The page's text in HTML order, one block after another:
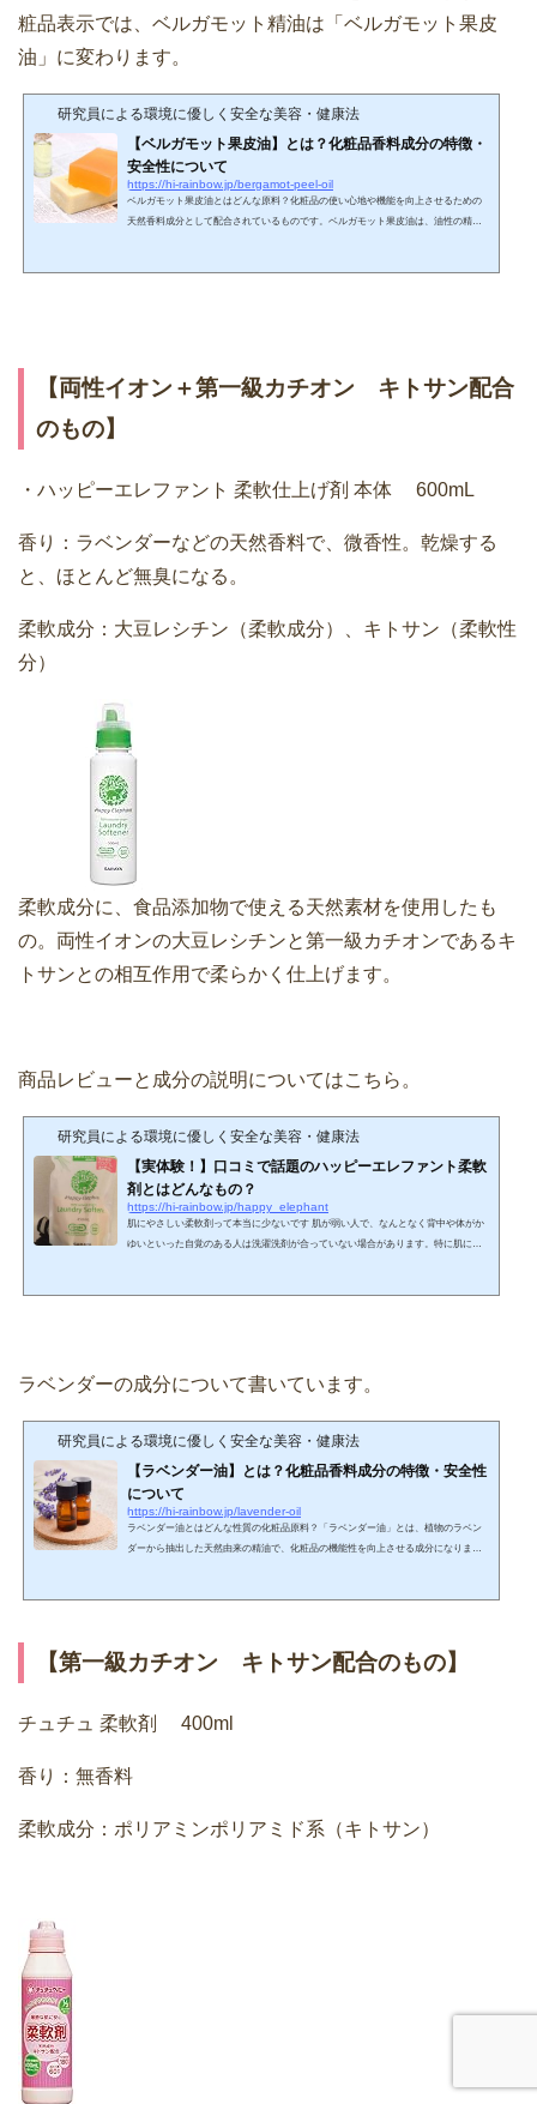
粧品表示では、ベルガモット精油は「ベルガモット果皮
油」に変わります。
研究員による環境に優しく安全な美容・健康法
【ベルガモット果皮油】とは？化粧品香料成分の特徴・
安全性について
https://hi-rainbow.jp/bergamot-peel-oil
ベルガモット果皮油とはどんな原料？化粧品の使い心地や機能を向上させるための
天然香料成分として配合されているものです。ベルガモット果皮油は、油性の精油
【両性イオン＋第一級カチオン キトサン配合
のもの】
・ハッピーエレファント 柔軟仕上げ剤 本体 600mL
香り：ラベンダーなどの天然香料で、微香性。乾燥する
と、ほとんど無臭になる。
柔軟成分：大豆レシチン（柔軟成分）、キトサン（柔軟性
分）
柔軟成分に、食品添加物で使える天然素材を使用したも
の。両性イオンの大豆レシチンと第一級カチオンであるキ
トサンとの相互作用で柔らかく仕上げます。
商品レビューと成分の説明についてはこちら。
研究員による環境に優しく安全な美容・健康法
【実体験！】口コミで話題のハッピーエレファント柔軟
剤とはどんなもの？
https://hi-rainbow.jp/happy_elephant
肌にやさしい柔軟剤って本当に少ないです 肌が弱い人で、なんとなく背中や体がか
ゆいといった自覚のある人は洗濯洗剤が合っていない場合があります。特に肌に対
ラベンダーの成分について書いています。
研究員による環境に優しく安全な美容・健康法
【ラベンダー油】とは？化粧品香料成分の特徴・安全性
について
https://hi-rainbow.jp/lavender-oil
ラベンダー油とはどんな性質の化粧品原料？「ラベンダー油」とは、植物のラベン
ダーから抽出した天然由来の精油で、化粧品の機能性を向上させる成分になりま
た性質のある原料なのか見ていきましょう！ ★ 使用用...
【第一級カチオン キトサン配合のもの】
チュチュ 柔軟剤 400ml
香り：無香料
柔軟成分：ポリアミンポリアミド系（キトサン）